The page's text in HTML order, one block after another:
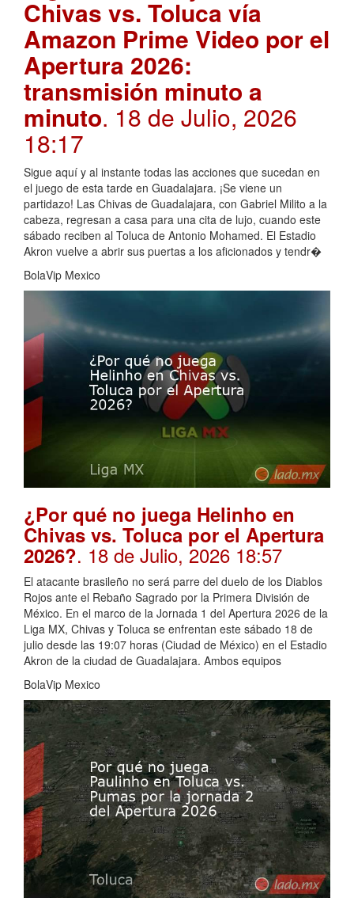
Chivas vs. Toluca vía
Amazon Prime Video por el
Apertura 2026:
transmisión minuto a
minuto. 18 de Julio, 2026
18:17
Sigue aquí y al instante todas las acciones que sucedan en
el juego de esta tarde en Guadalajara. ¡Se viene un
partidazo! Las Chivas de Guadalajara, con Gabriel Milito a la
cabeza, regresan a casa para una cita de lujo, cuando este
sábado reciben al Toluca de Antonio Mohamed. El Estadio
Akron vuelve a abrir sus puertas a los aficionados y tendr�
BolaVip Mexico
¿Por qué no juega Helinho en
Chivas vs. Toluca por el Apertura
2026?. 18 de Julio, 2026 18:57
El atacante brasileño no será parre del duelo de los Diablos
Rojos ante el Rebaño Sagrado por la Primera División de
México. En el marco de la Jornada 1 del Apertura 2026 de la
Liga MX, Chivas y Toluca se enfrentan este sábado 18 de
julio desde las 19:07 horas (Ciudad de México) en el Estadio
Akron de la ciudad de Guadalajara. Ambos equipos
BolaVip Mexico